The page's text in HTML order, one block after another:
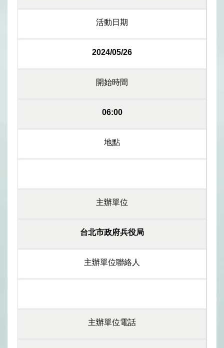
活動日期
2024/05/26
開始時間
06:00
地點
主辦單位
台北市政府兵役局
主辦單位聯絡人
主辦單位電話